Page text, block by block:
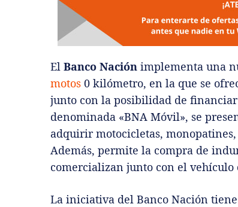
El Banco Nación implementa una
motos 0 kilómetro, en la que se
junto con la posibilidad de financiar
denominada «BNA Móvil», se
adquirir motocicletas,
Además, permite la compra de
comercializan junto con el vehículo
La iniciativa del Banco Nación